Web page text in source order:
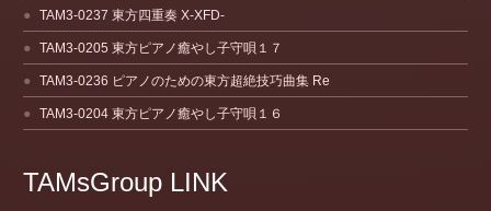
TAM3-0237 東方四重奏 X-XFD-
TAM3-0205 東方ピアノ癒やし子守唄１７
TAM3-0236 ピアノのための東方超絶技巧曲集 Re
TAM3-0204 東方ピアノ癒やし子守唄１６
TAMsGroup LINK